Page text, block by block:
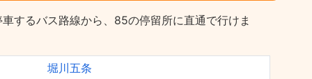
するバス路線から、85の停留所に直通で行けま
堀川五条